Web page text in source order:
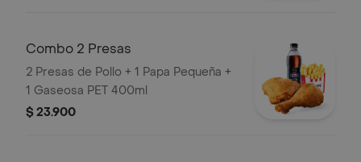
Combo 2 Presas
2 Presas de Pollo + 1 Papa Pequeña +
1 Gaseosa PET 400ml
$ 23.900